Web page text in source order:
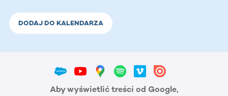
DODAJ DO KALENDARZA
Aby wyświetlić treści od Google,